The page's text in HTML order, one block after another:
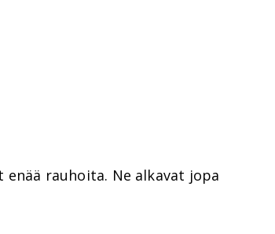
enää rauhoita. Ne alkavat jopa